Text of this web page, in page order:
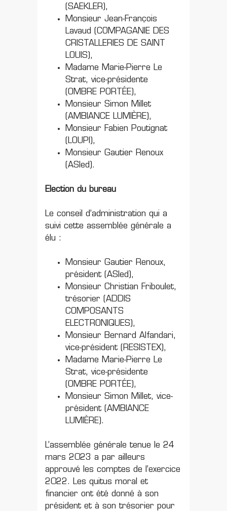
(SAEKLER),
Monsieur Jean-François
Lavaud (COMPAGANIE DES
CRISTALLERIES DE SAINT
LOUIS),
Madame Marie-Pierre Le
Strat, vice-présidente
(OMBRE PORTÉE),
Monsieur Simon Millet
(AMBIANCE LUMIÈRE),
Monsieur Fabien Poutignat
(LOUPI),
Monsieur Gautier Renoux
(ASled).
Election du bureau
Le conseil d’administration qui a
suivi cette assemblée générale a
élu :
Monsieur Gautier Renoux,
président (ASled),
Monsieur Christian Friboulet,
trésorier (ADDIS
COMPOSANTS
ELECTRONIQUES),
Monsieur Bernard Alfandari,
vice-président (RESISTEX),
Madame Marie-Pierre Le
Strat, vice-présidente
(OMBRE PORTÉE),
Monsieur Simon Millet, vice-
président (AMBIANCE
LUMIÈRE).
L’assemblée générale tenue le 24
mars 2023 a par ailleurs
approuvé les comptes de l’exercice
2022. Les quitus moral et
financier ont été donné à son
président et à son trésorier pour